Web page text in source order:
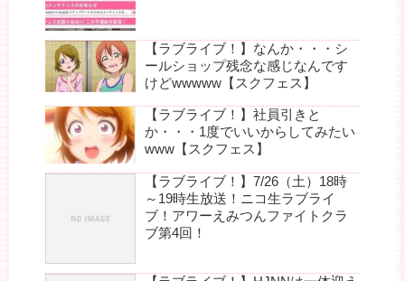
【ラブライブ！】なんか・・・シ
ールショップ残念な感じなんです
けどwwwww【スクフェス】
【ラブライブ！】社員引きと
か・・・1度でいいからしてみたい
www【スクフェス】
【ラブライブ！】7/26（土）18時
～19時生放送！ニコ生ラブライ
ブ！アワーえみつんファイトクラ
ブ第4回！